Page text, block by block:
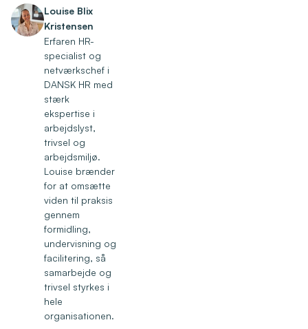
Louise Blix
Kristensen
Erfaren HR-
specialist og
netværkschef i
DANSK HR med
stærk
ekspertise i
arbejdslyst,
trivsel og
arbejdsmiljø.
Louise brænder
for at omsætte
viden til praksis
gennem
formidling,
undervisning og
facilitering, så
samarbejde og
trivsel styrkes i
hele
organisationen.